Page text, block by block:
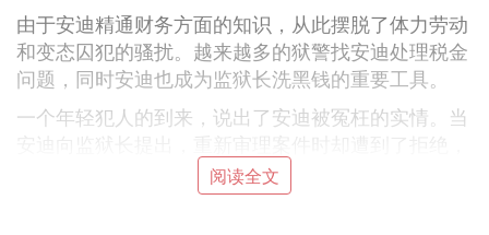
由于安迪精通财务方面的知识，从此摆脱了体力劳动
和变态囚犯的骚扰。越来越多的狱警找安迪处理税金
问题，同时安迪也成为监狱长洗黑钱的重要工具。
一个年轻犯人的到来，说出了安迪被冤枉的实情。当
并受到了禁闭两个月的严重惩罚。而为了防止安迪获
释，监狱长设计害死了知情人。
阅读全文